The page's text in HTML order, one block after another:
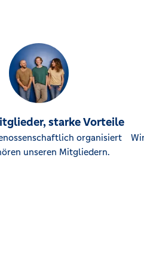
Allee 21, 32369 Rahden-Pr.
12 - 14, 32369 Rahden
Str. 209, 32609 Hüllhorst
starke Vorteile
organisiert
unseren Mitgliedern.